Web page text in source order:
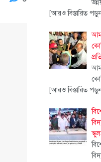
[আরও বিস্তারিত
[আরও বিস্তারিত